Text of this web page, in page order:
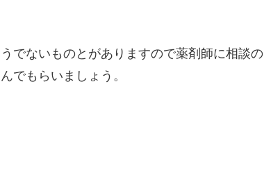
でないものとがありますので薬剤師に相談の
でもらいましょう。